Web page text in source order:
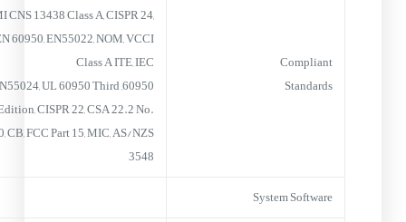
Compliant
Standards
CNS 13438 Class A, CISPR 24,
60950, EN55022, NOM, VCCI
Class A ITE, IEC
EN55024, UL 60950 Third
CISPR 22, CSA 22.2 No.
CB, FCC Part 15, MIC, AS/NZS
3548
System Software